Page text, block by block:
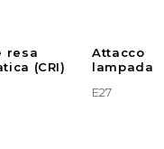
resa
(CRI)
Attacco
lampada
E27